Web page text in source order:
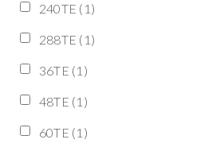
240TE (1)
288TE (1)
36TE (1)
48TE (1)
60TE (1)